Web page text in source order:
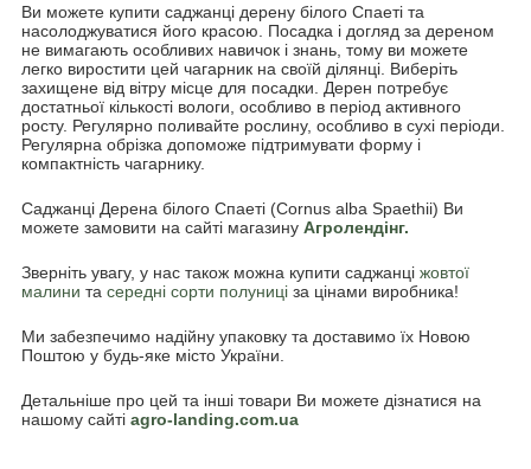
Ви можете купити саджанці дерену білого Спаеті та
насолоджуватися його красою. Посадка і догляд за дереном
не вимагають особливих навичок і знань, тому ви можете
легко виростити цей чагарник на своїй ділянці. Виберіть
захищене від вітру місце для посадки. Дерен потребує
достатньої кількості вологи, особливо в період активного
росту. Регулярно поливайте рослину, особливо в сухі періоди.
Регулярна обрізка допоможе підтримувати форму і
компактність чагарнику.
Саджанці Дерена білого Спаеті (Cornus alba Spaethii) Ви
можете замовити на сайті магазину Агролендінг.
Зверніть увагу, у нас також можна купити саджанці жовтої
малини та середні сорти полуниці за цінами виробника!
Ми забезпечимо надійну упаковку та доставимо їх Новою
Поштою у будь-яке місто України.
Детальніше про цей та інші товари Ви можете дізнатися на
нашому сайті agro-landing.com.ua